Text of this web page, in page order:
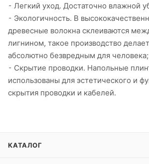
⁃ Легкий уход. Достаточно влажной
⁃ Экологичность. В
древесные волокна склеиваются
лигнином, такое производство
абсолютно безвредным для человека;
⁃ Скрытие проводки. Напольные
использованы для эстетического и
скрытия проводки и кабелей.
КАТАЛОГ